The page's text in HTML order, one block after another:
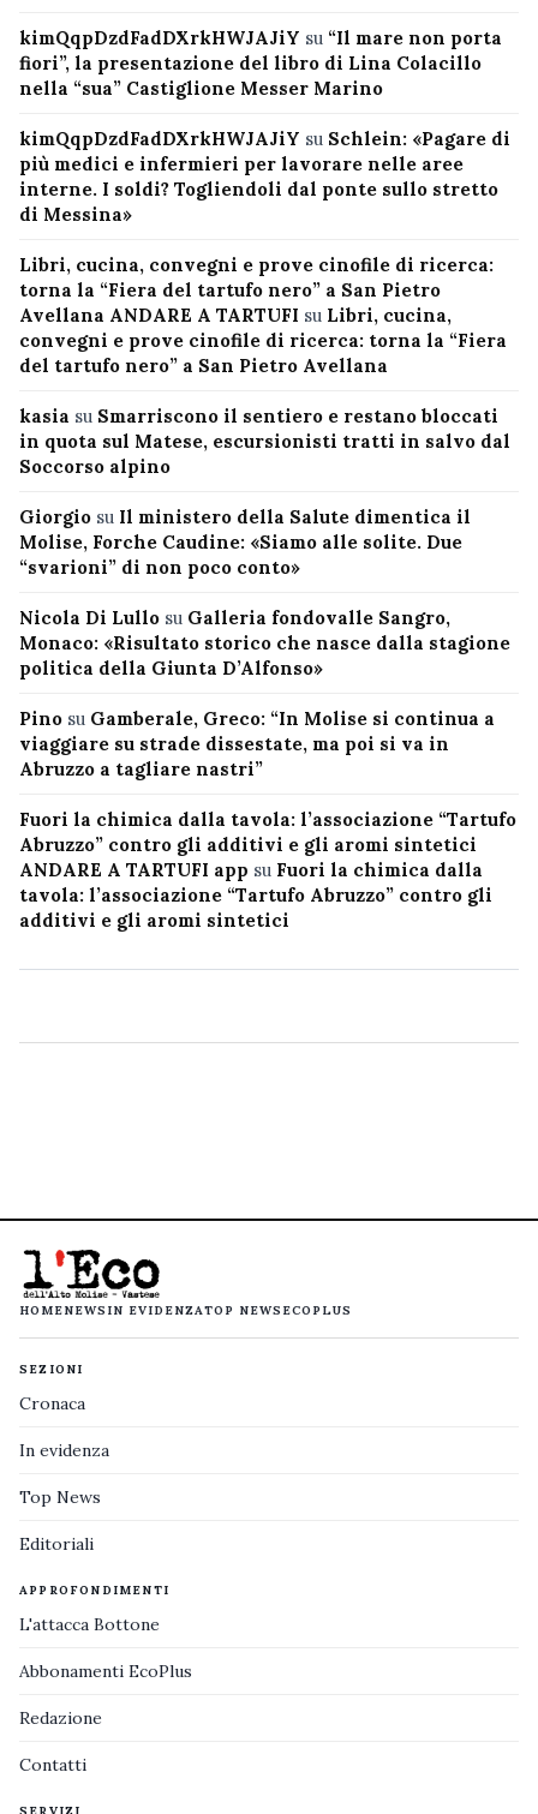
kimQqpDzdFadDXrkHWJAJiY su “Il mare non porta
fiori”, la presentazione del libro di Lina Colacillo
nella “sua” Castiglione Messer Marino
kimQqpDzdFadDXrkHWJAJiY su Schlein: «Pagare di
più medici e infermieri per lavorare nelle aree
interne. I soldi? Togliendoli dal ponte sullo stretto
di Messina»
Libri, cucina, convegni e prove cinofile di ricerca:
torna la “Fiera del tartufo nero” a San Pietro
Avellana ANDARE A TARTUFI su Libri, cucina,
convegni e prove cinofile di ricerca: torna la “Fiera
del tartufo nero” a San Pietro Avellana
kasia su Smarriscono il sentiero e restano bloccati
in quota sul Matese, escursionisti tratti in salvo dal
Soccorso alpino
Giorgio su Il ministero della Salute dimentica il
Molise, Forche Caudine: «Siamo alle solite. Due
“svarioni” di non poco conto»
Nicola Di Lullo su Galleria fondovalle Sangro,
Monaco: «Risultato storico che nasce dalla stagione
politica della Giunta D’Alfonso»
Pino su Gamberale, Greco: “In Molise si continua a
viaggiare su strade dissestate, ma poi si va in
Abruzzo a tagliare nastri”
Fuori la chimica dalla tavola: l’associazione “Tartufo
Abruzzo” contro gli additivi e gli aromi sintetici
ANDARE A TARTUFI app su Fuori la chimica dalla
tavola: l’associazione “Tartufo Abruzzo” contro gli
additivi e gli aromi sintetici
HOMENEWS IN EVIDENZATOP NEWS ECOPLUS
SEZIONI
Cronaca
In evidenza
Top News
Editoriali
APPROFONDIMENTI
L'attacca Bottone
Abbonamenti EcoPlus
Redazione
Contatti
SERVIZI